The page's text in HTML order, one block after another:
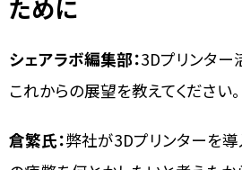
ために
シェアラボ編集部：3Dプリンター
これからの展望を教えてください。
倉繁氏：弊社が3Dプリンターを